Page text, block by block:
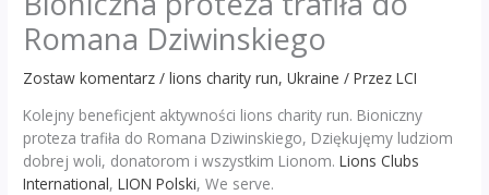
Romana Dziwinskiego
Zostaw komentarz /lions charity run,Ukraine / PrzezLCI
Kolejny beneficjent aktywności lions charity run. Bioniczny
proteza trafiła do Romana Dziwinskiego, Dziękujęmy ludziom
dobrej woli, donatorom i wszystkim Lionom.Lions Clubs
International,LION Polski, We serve.